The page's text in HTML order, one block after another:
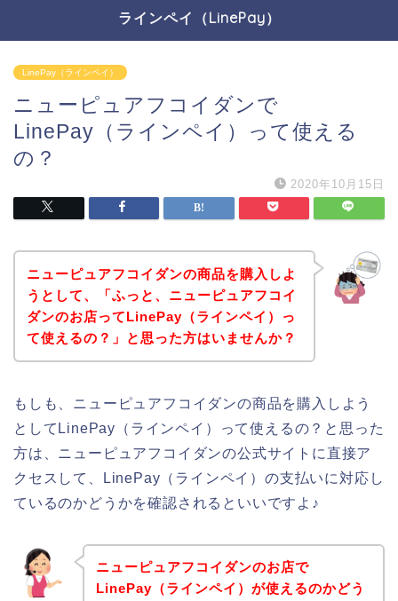
ラインペイ（LinePay）
LinePay（ラインペイ）
ニューピュアフコイダンで
LinePay（ラインペイ）って使える
の？
2020年10月15日
ニューピュアフコイダンの商品を購入しよ
うとして、「ふっと、ニューピュアフコイ
ダンのお店ってLinePay（ラインペイ）っ
て使えるの？」と思った方はいませんか？
もしも、ニューピュアフコイダンの商品を購入しよう
としてLinePay（ラインペイ）って使えるの？と思った
方は、ニューピュアフコイダンの公式サイトに直接ア
クセスして、LinePay（ラインペイ）の支払いに対応し
ているのかどうかを確認されるといいですよ♪
ニューピュアフコイダンのお店で
LinePay（ラインペイ）が使えるのかどう